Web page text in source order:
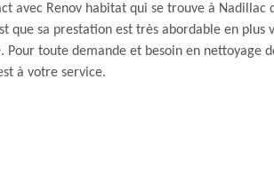
avec Renov habitat qui se trouve à Nadillac
que sa prestation est très abordable en plus
Pour toute demande et besoin en nettoyage
à votre service.